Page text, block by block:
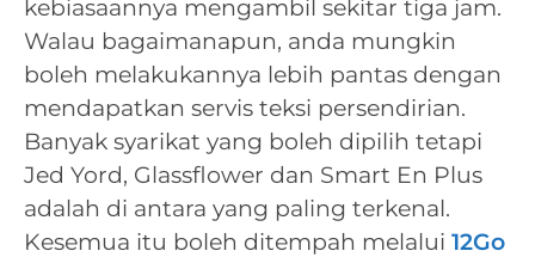
kebiasaannya mengambil sekitar tiga jam.
Walau bagaimanapun, anda mungkin
boleh melakukannya lebih pantas dengan
mendapatkan servis teksi persendirian.
Banyak syarikat yang boleh dipilih tetapi
Jed Yord, Glassflower dan Smart En Plus
adalah di antara yang paling terkenal.
Kesemua itu boleh ditempah melalui 12Go